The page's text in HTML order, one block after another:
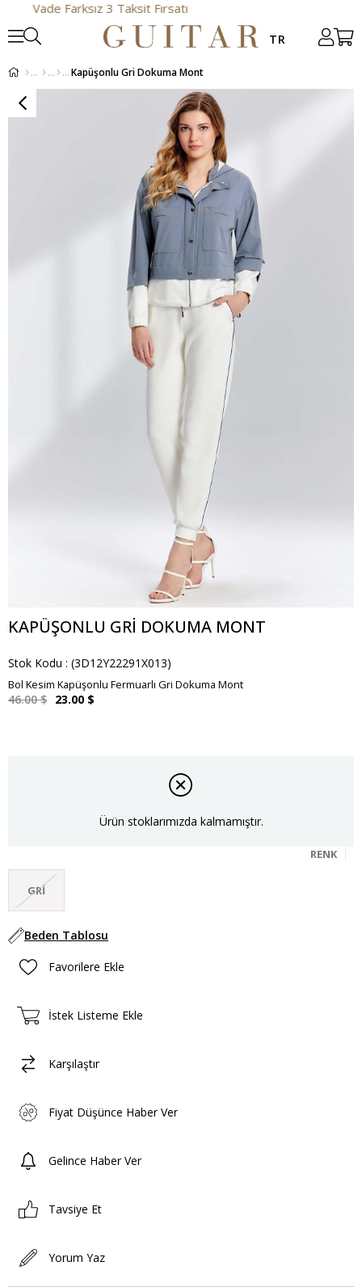
Farksız 3 Taksit Fırsatı
Kapüşonlu Gri Dokuma Mont
KAPÜŞONLU GRI DOKUMA MONT
Stok Kodu (3D12Y22291X013)
Bol Kesim Kapüşonlu Fermuarlı Gri Dokuma Mont
46.00 $ 23.00 $
Ürün stoklarımızda kalmamıştır.
RENK
GRI
Beden Tablosu
Favorilere Ekle
İstek Listeme Ekle
Karşılaştır
Fiyat Düşünce Haber Ver
Gelince Haber Ver
Tavsiye Et
Yorum Yaz